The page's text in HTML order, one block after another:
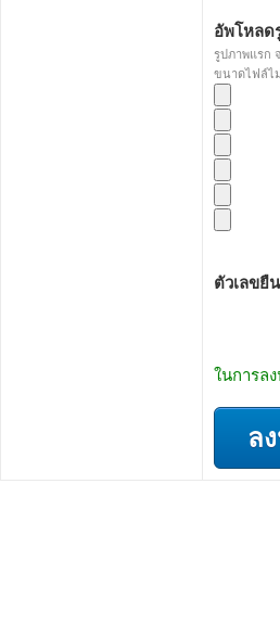
อัพโหลด
รูปภาพแรก
ขนาดไฟล์ไ
ตัวเลขยื
ในการล
ล